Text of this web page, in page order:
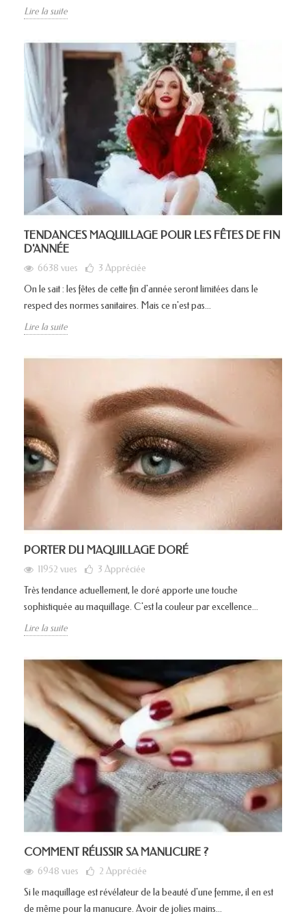
Lire la suite
TENDANCES MAQUILLAGE POUR LES FÊTES DE FIN
D'ANNÉE
6638 vues 3 Appréciée
On le sait : les fêtes de cette fin d'année seront limitées dans le
respect des normes sanitaires. Mais ce n'est pas...
Lire la suite
PORTER DU MAQUILLAGE DORÉ
11952 vues 3 Appréciée
Très tendance actuellement, le doré apporte une touche
sophistiquée au maquillage. C'est la couleur par excellence...
Lire la suite
COMMENT RÉUSSIR SA MANUCURE ?
6948 vues 2 Appréciée
Si le maquillage est révélateur de la beauté d'une femme, il en est
de même pour la manucure. Avoir de jolies mains...